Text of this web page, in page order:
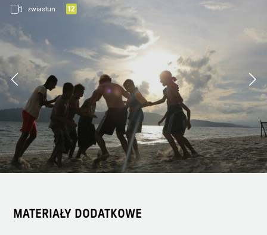
zwiastun
MATERIAŁY DODATKOWE